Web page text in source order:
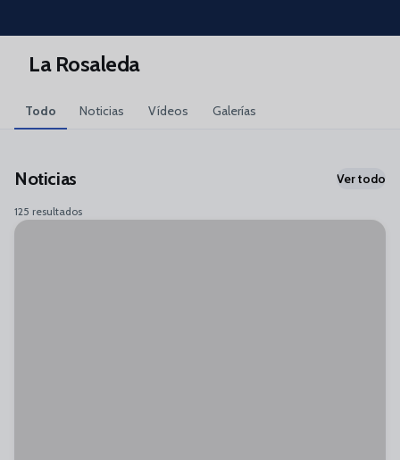
Skip to main content
La Rosaleda
Todo Noticias Vídeos Galerías
Noticias Ver todo
125 resultados